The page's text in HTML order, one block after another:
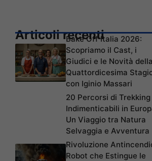
Articoli recentiBake Off Italia 2026:
Scopriamo il Cast, i
Giudici e le Novità della
Quattordicesima
con Iginio Massari
20 Percorsi di Trekking
Indimenticabili in
Un Viaggio tra Natura
Selvaggia e Avventura
Rivoluzione
Robot che Estingue le